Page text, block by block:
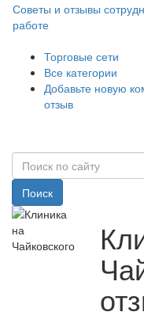
Советы и отзывы
работе
Торговые сети
Все категории
Добавьте новую
отзыв
Поиск